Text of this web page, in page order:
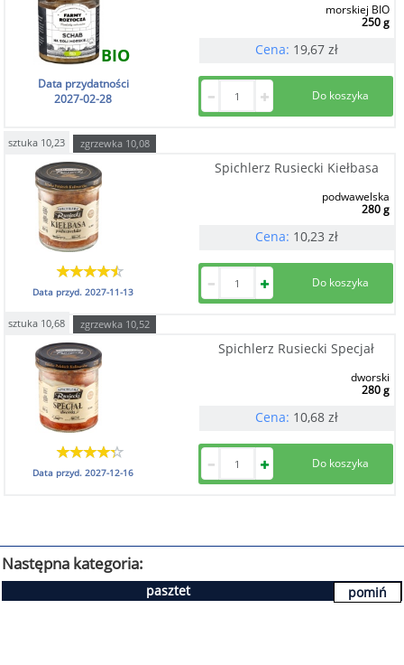
BIO
morskiej BIO
250 g
Cena: 19,67 zł
Data przydatności
2027-02-28
sztuka 10,23 zgrzewka 10,08
Spichlerz Rusiecki Kiełbasa
podwawelska
280 g
Cena: 10,23 zł
Data przyd.2027-11-13
sztuka 10,68 zgrzewka 10,52
Spichlerz Rusiecki Specjał
dworski
280 g
Cena: 10,68 zł
Data przyd.2027-12-16
Następna kategoria:
pasztet pomiń